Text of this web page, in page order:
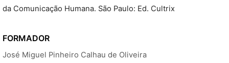
da Comunicação Humana. São Paulo: Ed. Cultrix
FORMADOR
José Miguel Pinheiro Calhau de Oliveira